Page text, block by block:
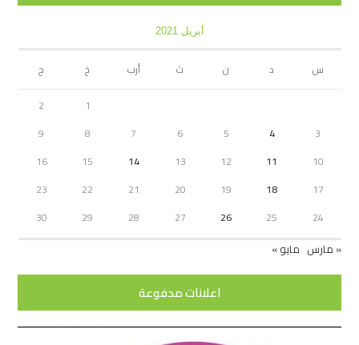
أبريل 2021
س د ن ث أرب خ
ج
1
2
3
4
5
6
7
8
9
10
11
12
13
14
15
16
17
18
19
20
21
22
23
24
25
26
27
28
29
30
« مارس مايو »
اعلانات مدفوعة